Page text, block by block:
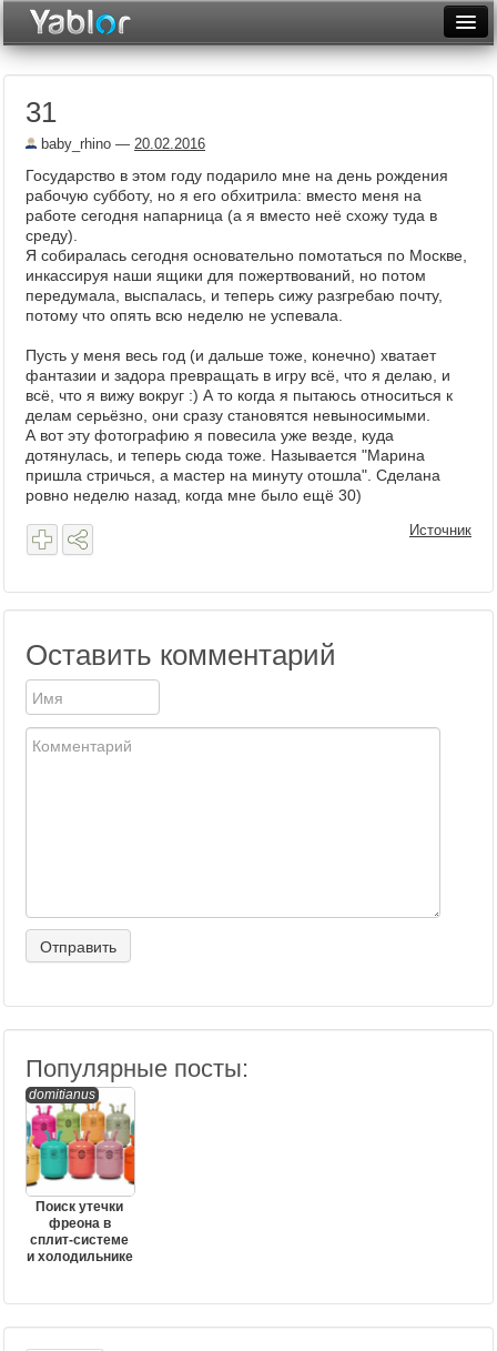
Рейтинги
Фототоп
31
baby_rhino — 20.02.2016
Государство в этом году подарило мне на день рождения
рабочую субботу, но я его обхитрила: вместо меня на
работе сегодня напарница (а я вместо неё схожу туда в
среду).
Я собиралась сегодня основательно помотаться по Москве,
инкассируя наши ящики для пожертвований, но потом
передумала, выспалась, и теперь сижу разгребаю почту,
потому что опять всю неделю не успевала.
Пусть у меня весь год (и дальше тоже, конечно) хватает
фантазии и задора превращать в игру всё, что я делаю, и
всё, что я вижу вокруг :) А то когда я пытаюсь относиться к
делам серьёзно, они сразу становятся невыносимыми.
А вот эту фотографию я повесила уже везде, куда
дотянулась, и теперь сюда тоже. Называется "Марина
пришла стричься, а мастер на минуту отошла". Сделана
ровно неделю назад, когда мне было ещё 30)
Источник
Оставить комментарий
Популярные посты:
domitianus
Поиск утечки
фреона в
сплит-системе
и холодильнике